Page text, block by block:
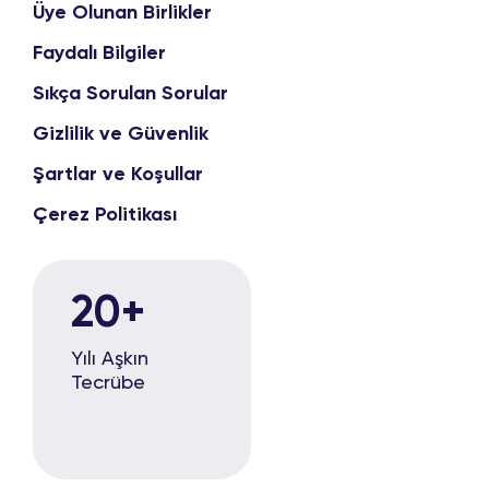
Üye Olunan Birlikler
Faydalı Bilgiler
Sıkça Sorulan Sorular
Gizlilik ve Güvenlik
Şartlar ve Koşullar
Çerez Politikası
20+
Yılı Aşkın
Tecrübe